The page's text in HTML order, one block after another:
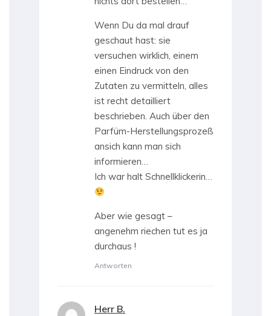
Wenn Du da mal drauf
geschaut hast: sie
versuchen wirklich, einem
einen Eindruck von den
Zutaten zu vermitteln, alles
ist recht detailliert
beschrieben. Auch über den
Parfüm-Herstellungsprozeß
ansich kann man sich
informieren…
Ich war halt Schnellklickerin…
Aber wie gesagt –
angenehm riechen tut es ja
durchaus !
Antworten
Herr B.